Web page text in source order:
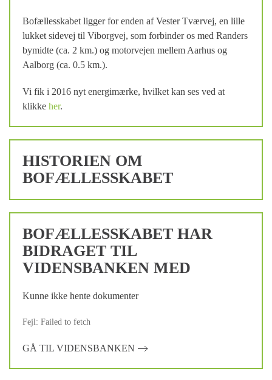
Bofællesskabet ligger for enden af Vester Tværvej, en lille
lukket sidevej til Viborgvej, som forbinder os med Randers
bymidte (ca. 2 km.) og motorvejen mellem Aarhus og
Aalborg (ca. 0.5 km.).
Vi fik i 2016 nyt energimærke, hvilket kan ses ved at
klikke her.
HISTORIEN OM
BOFÆLLESSKABET
BOFÆLLESSKABET HAR
BIDRAGET TIL
VIDENSBANKEN MED
Kunne ikke hente dokumenter
Fejl: Failed to fetch
GÅ TIL VIDENSBANKEN